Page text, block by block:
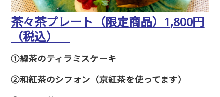
茶々茶プレート（限定商品）1,800円
（税込）
①緑茶のティラミスケーキ
②和紅茶のシフォン（京紅茶を使ってます）